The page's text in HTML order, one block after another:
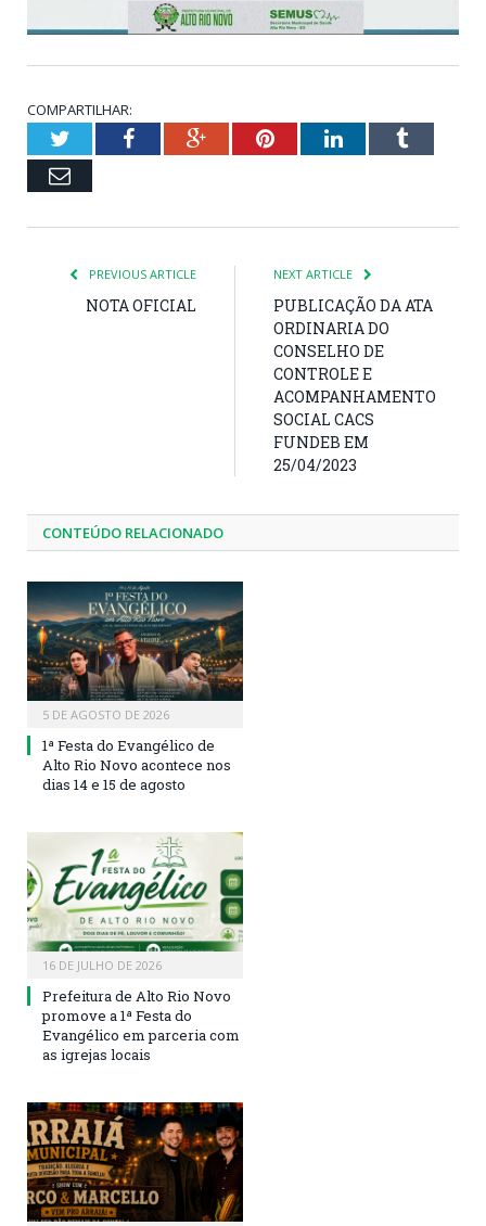
COMPARTILHAR:
TwitterFacebookGoogle+PinterestLinkedInTumblr
Email
PREVIOUS ARTICLE
NOTA OFICIAL
NEXT ARTICLE
PUBLICAÇÃO DA ATA
ORDINARIA DO
CONSELHO DE
CONTROLE E
ACOMPANHAMENTO
SOCIAL CACS
FUNDEB EM
25/04/2023
CONTEÚDO RELACIONADO
5 DE AGOSTO DE 2026
1ª Festa do Evangélico de
Alto Rio Novo acontece nos
dias 14 e 15 de agosto
16 DE JULHO DE 2026
Prefeitura de Alto Rio Novo
promove a 1ª Festa do
Evangélico em parceria com
as igrejas locais